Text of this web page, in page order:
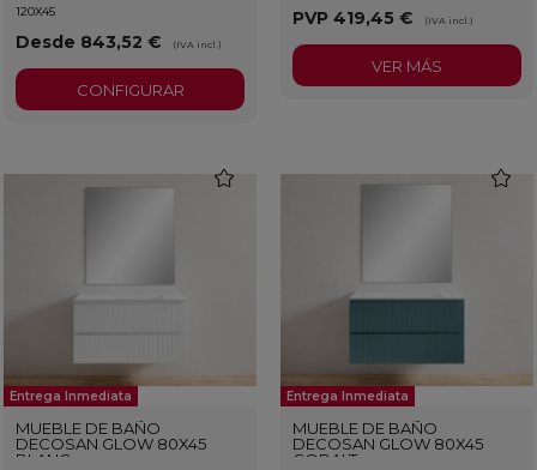
120X45
Desde 843,52 € (IVA incl.)
CONFIGURAR
PVP 419,45 € (IVA incl.)
VER MÁS
Entrega Inmediata
MUEBLE DE BAÑO
DECOSAN GLOW 80X45
BLANC
Entrega Inmediata
MUEBLE DE BAÑO
DECOSAN GLOW 80X45
COBALT